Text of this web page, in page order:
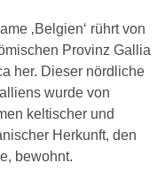
‚Belgien‘ rührt von
Provinz Gallia
her. Dieser nördliche
wurde von
keltischer und
Herkunft, den
bewohnt.